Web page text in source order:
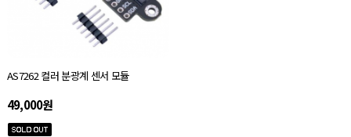
AS7262 컬러 분광계 센서 모듈
49,000원